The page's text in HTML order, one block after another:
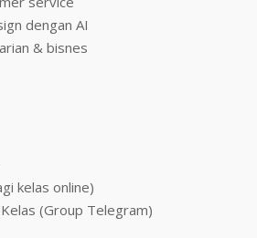
dengan AI
& bisnes
kelas online)
(Group Telegram)